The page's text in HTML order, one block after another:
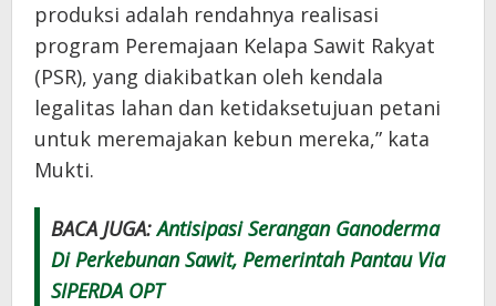
produksi adalah rendahnya realisasi
program Peremajaan Kelapa Sawit Rakyat
(PSR), yang diakibatkan oleh kendala
legalitas lahan dan ketidaksetujuan petani
untuk meremajakan kebun mereka,” kata
Mukti.
BACA JUGA:Antisipasi Serangan Ganoderma
Di Perkebunan Sawit, Pemerintah Pantau Via
SIPERDA OPT